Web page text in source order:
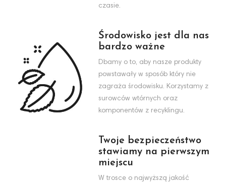
czasie.
Środowisko jest dla nas
bardzo ważne
Dbamy o to, aby nasze produkty
powstawały w sposób który nie
zagraża środowisku. Korzystamy z
surowców wtórnych oraz
komponentów z recyklingu.
Twoje bezpieczeństwo
stawiamy na pierwszym
miejscu
W trosce o najwyższą jakość